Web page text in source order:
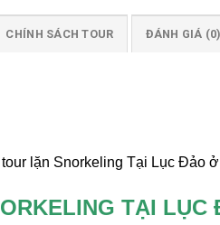
CHÍNH SÁCH TOUR ĐÁNH GIÁ (0)
lặn Snorkeling Tại Lục Đảo
TẠI